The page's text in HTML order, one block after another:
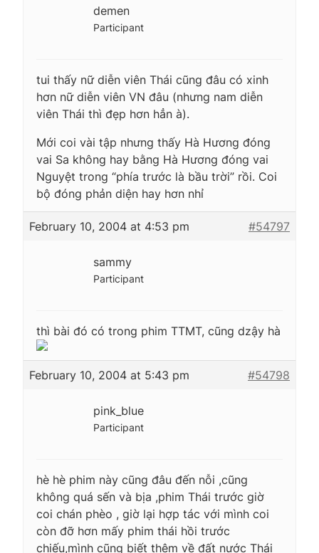
demen
Participant
tui thấy nữ diễn viên Thái cũng đâu có xinh
hơn nữ diễn viên VN đâu (nhưng nam diễn
viên Thái thì đẹp hơn hẳn à).
Mới coi vài tập nhưng thấy Hà Hương đóng
vai Sa không hay bằng Hà Hương đóng vai
Nguyệt trong “phía trước là bầu trời” rồi. Coi
bộ đóng phản diện hay hơn nhỉ
February 10, 2004 at 4:53 pm #54797
sammy
Participant
thì bài đó có trong phim TTMT, cũng dzậy hà
February 10, 2004 at 5:43 pm #54798
pink_blue
Participant
hè hè phim này cũng đâu đến nỗi ,cũng
không quá sến và bịa ,phim Thái trước giờ
coi chán phèo , giờ lại hợp tác với mình coi
còn đỡ hơn mấy phim thái hồi trước
chiếu,mình cũng biết thêm về đất nước Thái